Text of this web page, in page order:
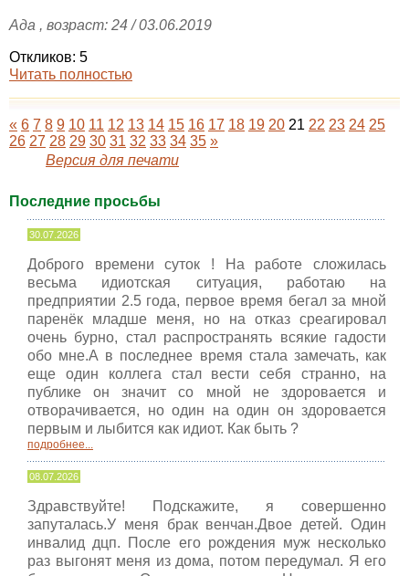
Ада , возраст: 24 / 03.06.2019
Откликов: 5
Читать полностью
« 6 7 8 9 10 11 12 13 14 15 16 17 18 19 20 21 22 23 24 25
26 27 28 29 30 31 32 33 34 35 »
Версия для печати
Последние просьбы
30.07.2026
Доброго времени суток ! На работе сложилась
весьма идиотская ситуация, работаю на
предприятии 2.5 года, первое время бегал за мной
паренёк младше меня, но на отказ среагировал
очень бурно, стал распространять всякие гадости
обо мне.А в последнее время стала замечать, как
еще один коллега стал вести себя странно, на
публике он значит со мной не здоровается и
отворачивается, но один на один он здоровается
первым и лыбится как идиот. Как быть ?
подробнее...
08.07.2026
Здравствуйте! Подскажите, я совершенно
запуталась.У меня брак венчан.Двое детей. Один
инвалид дцп. После его рождения муж несколько
раз выгонят меня из дома, потом передумал. Я его